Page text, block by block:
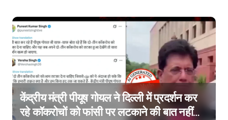
केंद्रीय मंत्री पीयूष गोयल ने दिल्ली में प्रदर्शन कर
रहे कॉकरोचों को फांसी पर लटकाने की बात नहीं